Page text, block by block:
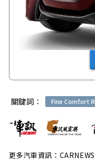
關鍵詞： Fine Comfort
更多汽車資訊：